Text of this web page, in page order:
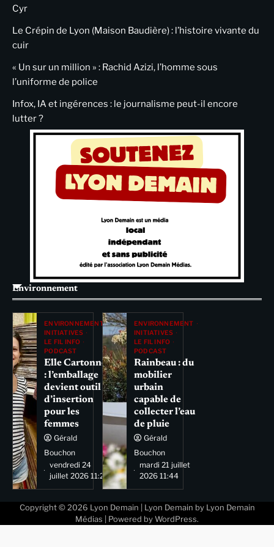
Cyr
Le Crépin de Lyon (Maison Baudière) : l’histoire vivante du
cuir
« Un sur un million » : Rachid Azizi, l’homme sous
l’uniforme de police
Infox, IA et ingérences : le journalisme peut-il encore
lutter ?
Environnement
ENVIRONNEMENT
INITIATIVES
LE FIL INFO
PODCAST
Elle Cartonne
: l’emballage
devient outil
d’insertion
pour les
femmes
Gérald
Bouchon
vendredi 24
juillet 2026 11:29
ENVIRONNEMENT
INITIATIVES
LE FIL INFO
PODCAST
Rainbeau : du
mobilier
urbain
capable de
collecter l’eau
de pluie
Gérald
Bouchon
mardi 21 juillet
2026 11:44
Copyright © 2026 Lyon Demain | Lyon Demain by Lyon Demain
Médias | Powered by WordPress.